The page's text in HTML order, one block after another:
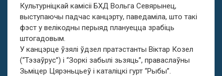
Культурніцкай камісіі БХД Вольга Севярынец,
выступаючы падчас канцэрту, паведаміла, што такі
фэст у велікодны перыяд плануецца зрабіць
штогадовым.
У канцэрце ўзялі ўдзел пратэстанты Віктар Козел
(“Тэзаўрус”) і “Зоркі забылі зьзяць”, праваслаўны
Зьміцер Цярэньцьеў і каталіцкі гурт “Рыбы”.